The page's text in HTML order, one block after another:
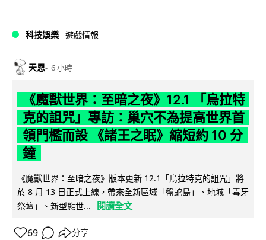
科技娛樂 遊戲情報
天恩 6 小時
《魔獸世界：至暗之夜》12.1 「烏拉特
克的詛咒」專訪：巢穴不為提高世界首
領門檻而設 《諸王之眠》縮短約 10 分
鐘
《魔獸世界：至暗之夜》版本更新 12.1「烏拉特克的詛咒」將
於 8 月 13 日正式上線，帶來全新區域「盤蛇島」、地城「毒牙
祭壇」、新型態世...
閱讀全文
69 分享